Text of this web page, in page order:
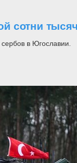
сотни
в Югославии.